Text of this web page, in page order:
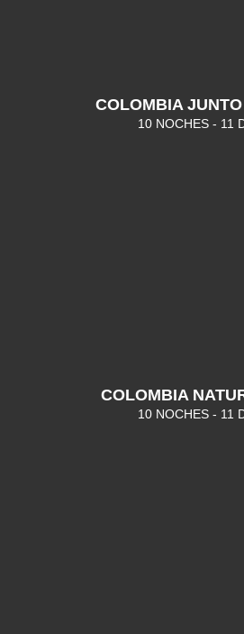
COLOMBIA
10 NOCHES - 11
COLOMBIA
10 NOCHES - 11